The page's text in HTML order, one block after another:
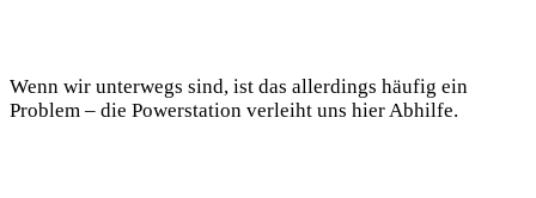
Wenn wir unterwegs sind, ist das allerdings häufig ein
Problem – die Powerstation verleiht uns hier Abhilfe.